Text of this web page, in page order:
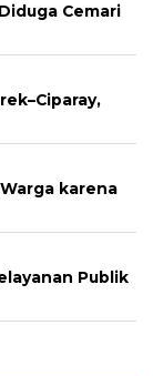
Cemari
karena
Publik